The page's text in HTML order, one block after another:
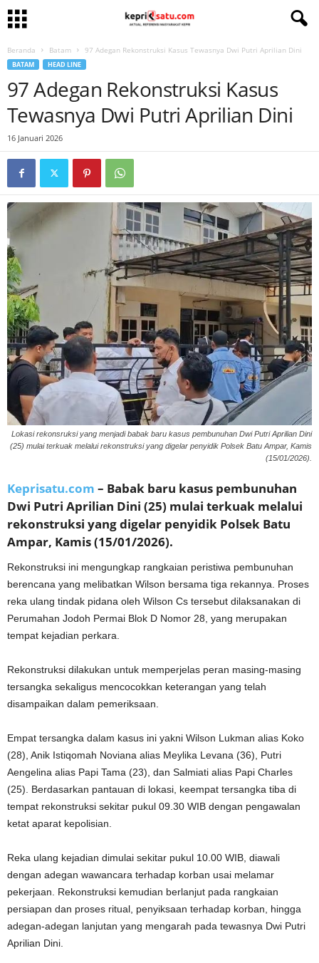
Beranda Batam 97 Adegan Rekonstruksi Kasus Tewasnya Dwi Putri Aprilian Dini
BATAM HEAD LINE
97 Adegan Rekonstruksi Kasus
Tewasnya Dwi Putri Aprilian Dini
16 Januari 2026
Lokasi rekonsruksi yang menjadi babak baru kasus pembunuhan Dwi Putri Aprilian Dini
(25) mulai terkuak melalui rekonstruksi yang digelar penyidik Polsek Batu Ampar, Kamis
(15/01/2026).
Keprisatu.com – Babak baru kasus pembunuhan
Dwi Putri Aprilian Dini (25) mulai terkuak melalui
rekonstruksi yang digelar penyidik Polsek Batu
Ampar, Kamis (15/01/2026).
Rekonstruksi ini mengungkap rangkaian peristiwa pembunuhan
berencana yang melibatkan Wilson bersama tiga rekannya. Proses
reka ulang tindak pidana oleh Wilson Cs tersebut dilaksanakan di
Perumahan Jodoh Permai Blok D Nomor 28, yang merupakan
tempat kejadian perkara.
Rekonstruksi dilakukan untuk memperjelas peran masing-masing
tersangka sekaligus mencocokkan keterangan yang telah
disampaikan dalam pemeriksaan.
Empat tersangka dalam kasus ini yakni Wilson Lukman alias Koko
(28), Anik Istiqomah Noviana alias Meylika Levana (36), Putri
Aengelina alias Papi Tama (23), dan Salmiati alias Papi Charles
(25). Berdasarkan pantauan di lokasi, keempat tersangka tiba di
tempat rekonstruksi sekitar pukul 09.30 WIB dengan pengawalan
ketat aparat kepolisian.
Reka ulang kejadian dimulai sekitar pukul 10.00 WIB, diawali
dengan adegan wawancara terhadap korban usai melamar
pekerjaan. Rekonstruksi kemudian berlanjut pada rangkaian
persiapan dan proses ritual, penyiksaan terhadap korban, hingga
adegan-adegan lanjutan yang mengarah pada tewasnya Dwi Putri
Aprilian Dini.